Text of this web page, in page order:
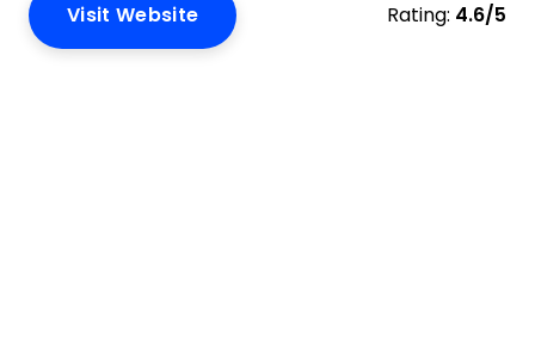
Visit Website Rating: 4.6/5